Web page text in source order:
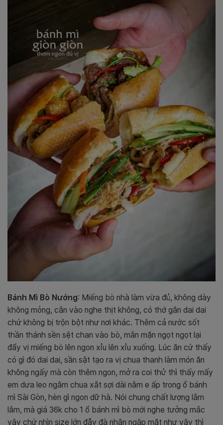
Bánh Mì Bò Nướng: Miếng bò nhà làm vừa đủ, không dày
không mỏng, cắn vào nghe thịt không, có thớ gân dai dai
chứ không bị trộn bột như nơi khác. Thêm cả nước sốt
thần thánh sền sệt chan vào bò, mằn mặn ngọt ngọt lại
đẩy vị miếng bò lên ngon xỉu lên xỉu xuống. Lúc ăn cứ thấy
có gì đó dai dai, sần sật tạo ra vị chua thanh làm món ăn
không ngấy mà còn thêm ngon, mở ra coi thử thì thấy mấy
em dưa leo ngâm chua xắt sợi dài nằm e ấp trong ổ bánh
mì Sài Gòn, hèn gì ngon dữ hà. Nói chung chất lượng lắm
lắm, mà giá 36k cho 1 ổ bánh mì bò mới nghe tưởng mắc
vậy chứ nhìn size lớn đẫy đà nhân ngập mặt như vậy thì